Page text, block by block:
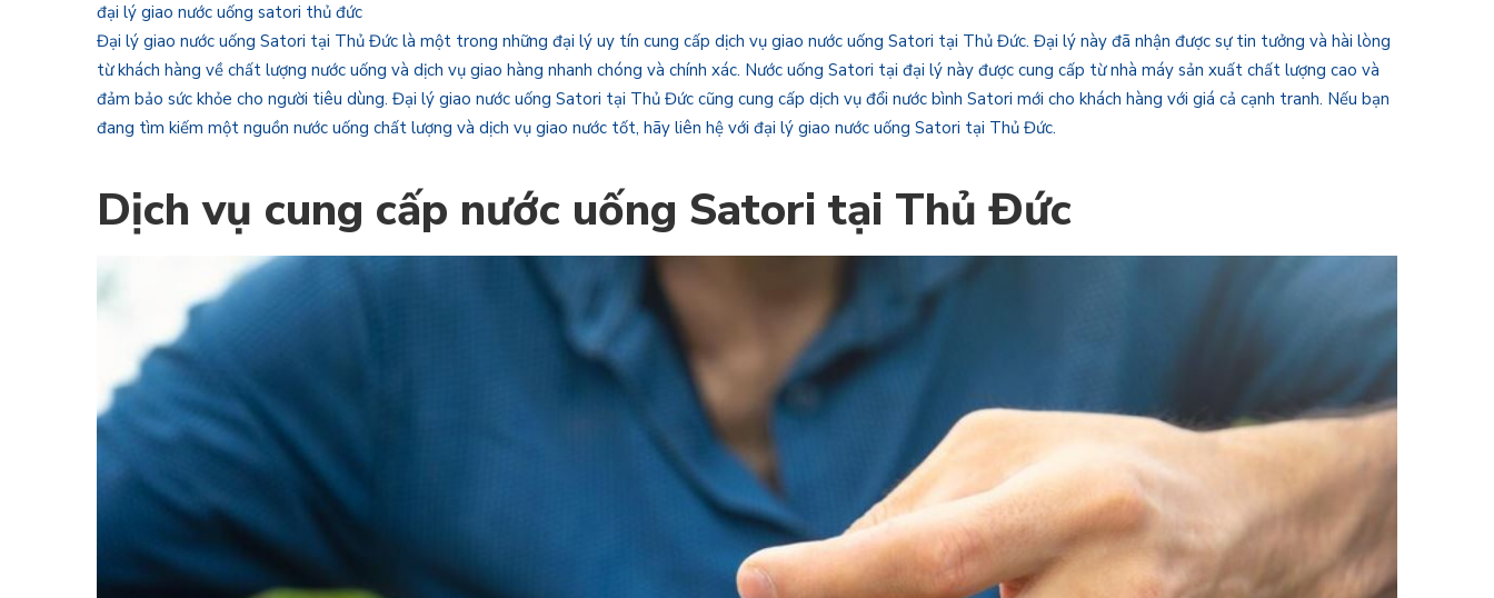
đại lý giao nước uống satori thủ đức
Đại lý giao nước uống Satori tại Thủ Đức là một trong những đại lý uy tín cung cấp dịch vụ giao nước uống Satori tại Thủ Đức. Đại lý này đã nhận được sự tin tưởng và hài lòng
từ khách hàng về chất lượng nước uống và dịch vụ giao hàng nhanh chóng và chính xác. Nước uống Satori tại đại lý này được cung cấp từ nhà máy sản xuất chất lượng cao và
đảm bảo sức khỏe cho người tiêu dùng. Đại lý giao nước uống Satori tại Thủ Đức cũng cung cấp dịch vụ đổi nước bình Satori mới cho khách hàng với giá cả cạnh tranh. Nếu bạn
đang tìm kiếm một nguồn nước uống chất lượng và dịch vụ giao nước tốt, hãy liên hệ với đại lý giao nước uống Satori tại Thủ Đức.
Dịch vụ cung cấp nước uống Satori tại Thủ Đức